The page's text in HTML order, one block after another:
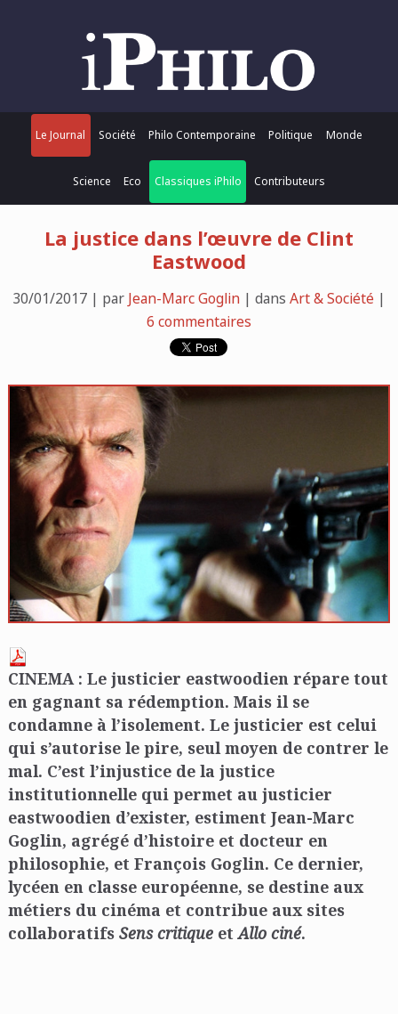
Le Journal Société Philo Contemporaine Politique Monde
Science Eco Classiques iPhilo Contributeurs
La justice dans l’œuvre de Clint
Eastwood
30/01/2017 | par Jean-Marc Goglin | dans Art & Société |
6 commentaires
CINEMA : Le justicier eastwoodien répare tout
en gagnant sa rédemption. Mais il se
condamne à l’isolement. Le justicier est celui
qui s’autorise le pire, seul moyen de contrer le
mal. C’est l’injustice de la justice
institutionnelle qui permet au justicier
eastwoodien d’exister, estiment Jean-Marc
Goglin, agrégé d’histoire et docteur en
philosophie, et François Goglin. Ce dernier,
lycéen en classe européenne, se destine aux
métiers du cinéma et contribue aux sites
collaboratifs Sens critiqueetAllo ciné.